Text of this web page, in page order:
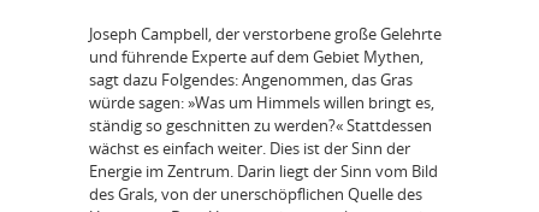
Joseph Campbell, der verstorbene große Gelehrte
und führende Experte auf dem Gebiet Mythen,
sagt dazu Folgendes: Angenommen, das Gras
würde sagen: »Was um Himmels willen bringt es,
ständig so geschnitten zu werden?« Stattdessen
wächst es einfach weiter. Dies ist der Sinn der
Energie im Zentrum. Darin liegt der Sinn vom Bild
des Grals, von der unerschöpflichen Quelle des